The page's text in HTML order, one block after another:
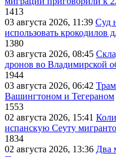
1413
03 августа 2026, 11:39 Суд
использовать крокодилов
1380
03 августа 2026, 08:45
дронов во Владимирской
1944
03 августа 2026, 06:42
Вашингтоном и Тегераном
1553
02 августа 2026, 15:41
испанскую Сеуту
1834
02 августа 2026, 13:36 Два